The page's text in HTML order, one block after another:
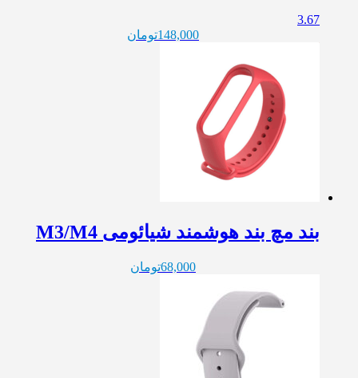
3.67
148,000تومان
بند مچ بند هوشمند شیائومی M3/M4
68,000تومان